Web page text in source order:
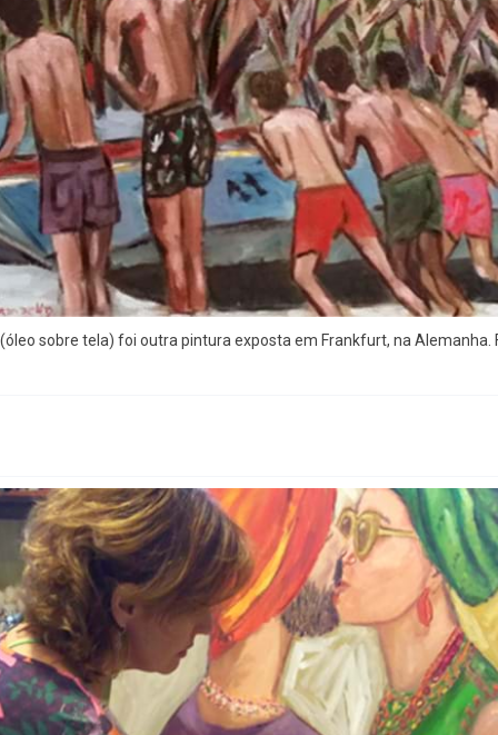
(óleo sobre tela) foi outra pintura exposta em Frankfurt, na Alemanha.